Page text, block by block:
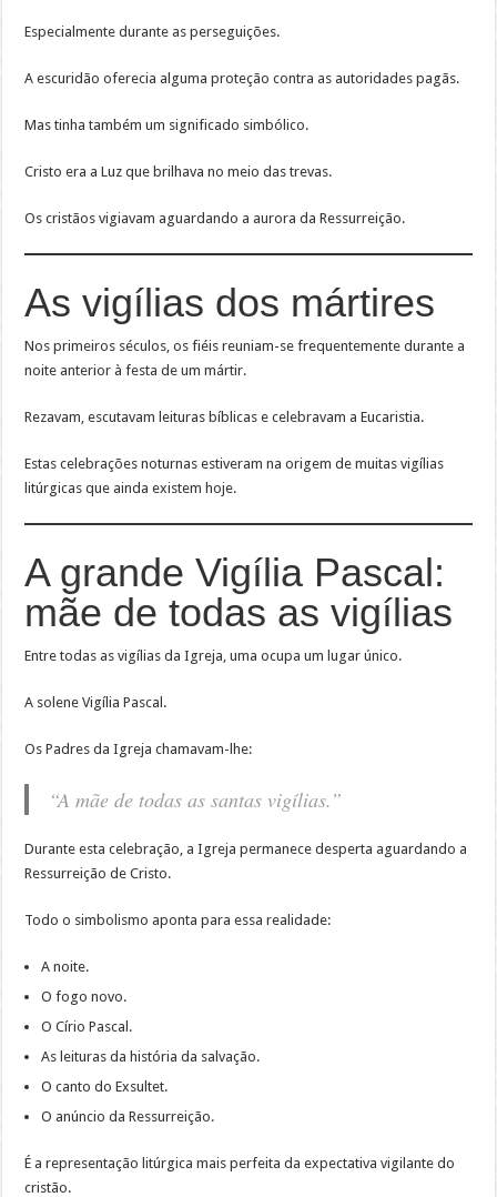
Especialmente durante as perseguições.
A escuridão oferecia alguma proteção contra as autoridades pagãs.
Mas tinha também um significado simbólico.
Cristo era a Luz que brilhava no meio das trevas.
Os cristãos vigiavam aguardando a aurora da Ressurreição.
As vigílias dos mártires
Nos primeiros séculos, os fiéis reuniam-se frequentemente durante a
noite anterior à festa de um mártir.
Rezavam, escutavam leituras bíblicas e celebravam a Eucaristia.
Estas celebrações noturnas estiveram na origem de muitas vigílias
litúrgicas que ainda existem hoje.
A grande Vigília Pascal:
mãe de todas as vigílias
Entre todas as vigílias da Igreja, uma ocupa um lugar único.
A solene Vigília Pascal.
Os Padres da Igreja chamavam-lhe:
“A mãe de todas as santas vigílias.”
Durante esta celebração, a Igreja permanece desperta aguardando a
Ressurreição de Cristo.
Todo o simbolismo aponta para essa realidade:
A noite.
O fogo novo.
O Círio Pascal.
As leituras da história da salvação.
O canto do Exsultet.
O anúncio da Ressurreição.
É a representação litúrgica mais perfeita da expectativa vigilante do
cristão.